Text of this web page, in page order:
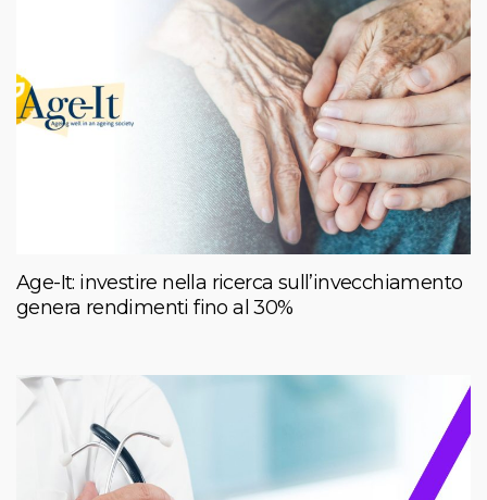
Age-It: investire nella ricerca sull’invecchiamento
genera rendimenti fino al 30%